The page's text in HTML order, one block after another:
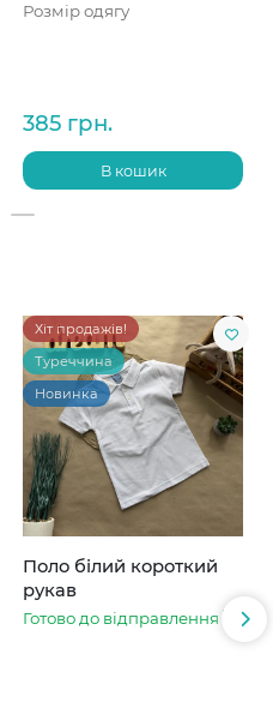
Розмір одягу
385 грн.
В кошик
Хіт продажів!
Туреччина
Новинка
Поло білий короткий
рукав
Готово до відправлення